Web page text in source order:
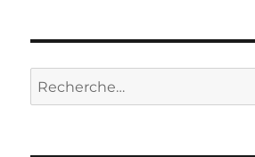
Recherche
pour :